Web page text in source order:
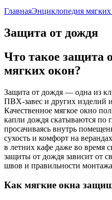
ГлавнаяЭнциклопедия мягких
Защита от дождя
Что такое защита
мягких окон?
Защита от дождя — одна из
ПВХ-завес и других изделий
Качественное мягкое окно
капли дождя скатываются по
просачиваясь внутрь
сухость и комфорт на
в летних кафе даже во время
защиты от дождя зависит от
швов и правильности
Как мягкие окна